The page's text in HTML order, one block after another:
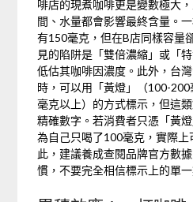
啡店的現煮咖啡更是變數極大
間、水量都會影響最終含量。
有150毫克，但在B店同樣容量
見的陷阱是「雙倍濃縮」或「
低估其咖啡因濃度。此外，台
時，可以用「黃燈」（100-
毫克以上）的方式標示，但這
精確數字。若消費者只憑「黃
為自己只喝了100毫克，實際
此，建議養成查閱品牌官方數
慣，不要完全相信標示上的單一